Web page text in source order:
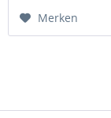
Merken